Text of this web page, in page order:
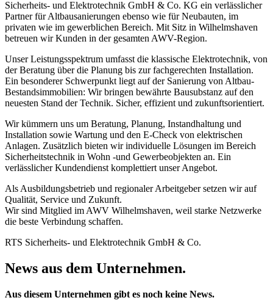
Sicherheits- und Elektrotechnik GmbH & Co. KG ein verlässlicher
Partner für Altbausanierungen ebenso wie für Neubauten, im
privaten wie im gewerblichen Bereich. Mit Sitz in Wilhelmshaven
betreuen wir Kunden in der gesamten AWV-Region.
Unser Leistungsspektrum umfasst die klassische Elektrotechnik, von
der Beratung über die Planung bis zur fachgerechten Installation.
Ein besonderer Schwerpunkt liegt auf der Sanierung von Altbau-
Bestandsimmobilien: Wir bringen bewährte Bausubstanz auf den
neuesten Stand der Technik. Sicher, effizient und zukunftsorientiert.
Wir kümmern uns um Beratung, Planung, Instandhaltung und
Installation sowie Wartung und den E-Check von elektrischen
Anlagen. Zusätzlich bieten wir individuelle Lösungen im Bereich
Sicherheitstechnik in Wohn -und Gewerbeobjekten an. Ein
verlässlicher Kundendienst komplettiert unser Angebot.
Als Ausbildungsbetrieb und regionaler Arbeitgeber setzen wir auf
Qualität, Service und Zukunft.
Wir sind Mitglied im AWV Wilhelmshaven, weil starke Netzwerke
die beste Verbindung schaffen.
RTS Sicherheits- und Elektrotechnik GmbH & Co.
News aus dem Unternehmen.
Aus diesem Unternehmen gibt es noch keine News.